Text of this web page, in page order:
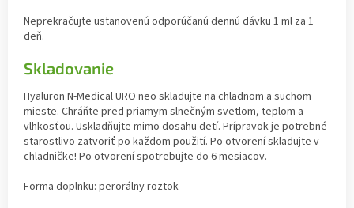
Neprekračujte ustanovenú odporúčanú dennú dávku 1 ml za 1
deň.
Skladovanie
Hyaluron N-Medical URO neo skladujte na chladnom a suchom
mieste. Chráňte pred priamym slnečným svetlom, teplom a
vlhkosťou. Uskladňujte mimo dosahu detí. Prípravok je potrebné
starostlivo zatvoriť po každom použití. Po otvorení skladujte v
chladničke! Po otvorení spotrebujte do 6 mesiacov.
Forma doplnku: perorálny roztok